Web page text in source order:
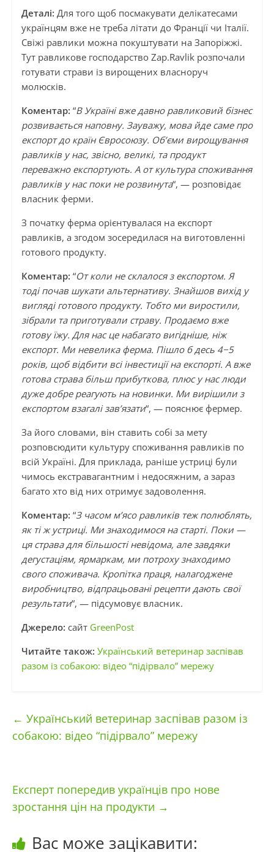
Деталі: Для того щоб посмакувати делікатесами
українцям вже не треба літати до Франції чи Італії.
Свіжі равлики можна покуштувати на Запоріжжі.
Тут равликове господарство Zap.Ravlik розпочали
готувати страви із вирощених власноруч
молюсків.
Коментар: “В Україні вже давно равликовий бізнес
розвивається наповну. Зауважу, мова йде саме про
експорт до країн Євросоюзу. Об’єми вирощування
равликів у нас, звісно, великі, та продукт
переважно експортують. А от культура споживання
равликів у нас поки не розвинута“, — розповідає
власник ферми.
З початку ферма орієнтувалася на експорт
равликів, а згодом зосередилася на виготовленні
готового продукту.
Коментар: “От коли не склалося з експортом. Я
тоді почав шукати альтернативу. Знайшов вихід у
вигляді готового продукту. Тобто ми виростили,
зібрали та приготували страву. Продаємо вже
готову їжу. Для нас це набагато вигідніше, ніж
експорт. Ми невелика ферма. Пішло б десь 4−5
років, щоб відбити всі інвестиції на експорті. А вже
готова страва більш прибуткова, плюс у нас люди
дуже добре реагують на новинки. Ми вирішили з
експортом взагалі зав’язати“, — пояснює фермер.
За його словами, він ставить собі за мету
розповсюдити культуру споживання равликів по
всій Україні. Для приклада, раніше устриці були
чимось екстравагантним і недосяжним, а зараз
багато хто від них отримує задоволення.
Коментар: “З часом м’ясо равликів теж полюблять,
як ті ж устриці. Ми знаходимося на старті. Поки —
ця страва для більшості невідома, але завдяки
дегустаціям, ярмаркам, ми потроху знаходимо
свого споживача. Кропітка праця, налагоджене
виробництво, відпрацьовані рецепти дають свої
результати“, — підсумовує власник.
Джерело: сайт GreenPost
Читайте також: Український ветеринар заспівав
разом із собакою: відео “підірвало” мережу
← Український ветеринар заспівав разом із
собакою: відео “підірвало” мережу
Експерт попередив українців про нове
зростання цін на продукти →
Вас може зацікавити: